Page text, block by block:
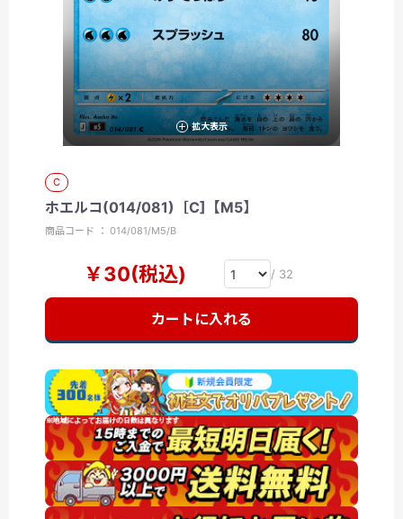
拡大表示
C
ホエルコ(014/081)［C]【M5】
商品コード ： 014/081/M5/B
￥30(税込) / 32
カートに入れる